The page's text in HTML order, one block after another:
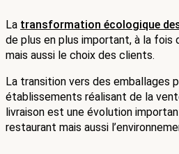
La transformation écologique
de plus en plus important, à la fois
mais aussi le choix des clients.
La transition vers des emballages
établissements réalisant de la
livraison est une évolution
restaurant mais aussi